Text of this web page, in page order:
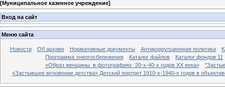
[Муниципальное казенное учреждение]
Вход на сайт
Меню сайта
Новости Об архиве Нормативные документы Антикоррупционная политика
Программа энергосбережения
Каталог файлов
Каталог фондов 11
«Образ женщины в фотографиях 20-х-40-х годов ХХ века»
«Застывшее мгновение детства» Детский портрет 1910-х-1940-х годов в